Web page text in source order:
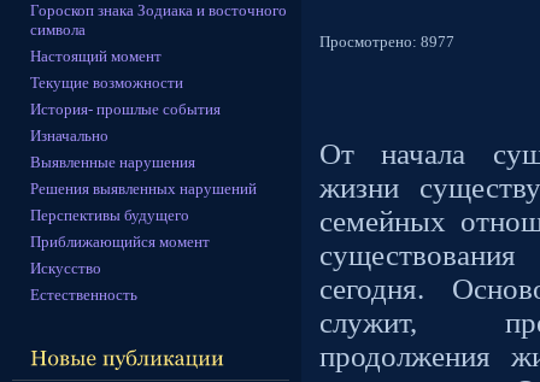
Гороскоп знака Зодиака и восточного
символа
Настоящий момент
Текущие возможности
История- прошлые события
Изначально
Выявленные нарушения
Решения выявленных нарушений
Перспективы будущего
Приближающийся момент
Искусство
Естественность
Просмотрено: 8977
От начала
жизни
семейных
сегодня.
служит,
продолжения